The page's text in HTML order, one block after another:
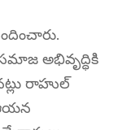
అభివృద్ధికి
రాహుల్